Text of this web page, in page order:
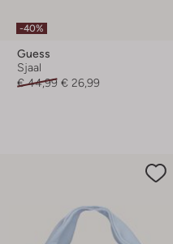
-40%
Guess
Sjaal
€ 44,99 € 26,99